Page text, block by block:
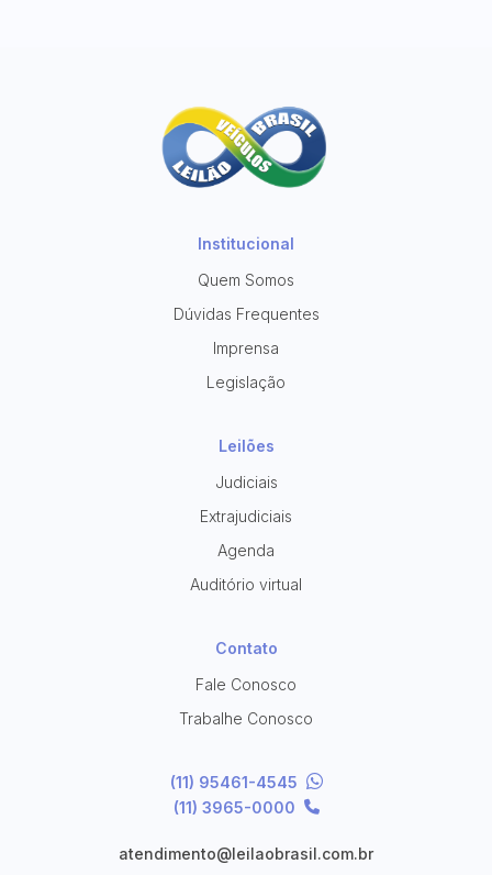
Institucional
Quem Somos
Dúvidas Frequentes
Imprensa
Legislação
Leilões
Judiciais
Extrajudiciais
Agenda
Auditório virtual
Contato
Fale Conosco
Trabalhe Conosco
(11) 95461-4545
(11) 3965-0000
atendimento@leilaobrasil.com.br